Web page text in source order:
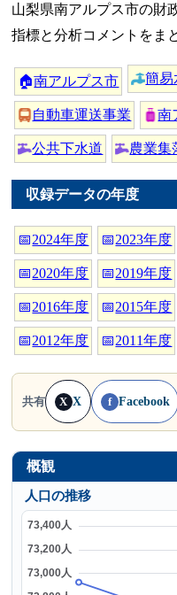
山梨県南アルプス市の財
指標と分析コメントをま
🏠南アルプス市 簡易
自動車運送事業 南
公共下水道 農業集
収録データの年度
📅2024年度 📅2023年度
📅2020年度 📅2019年度
📅2016年度 📅2015年度
📅2012年度 📅2011年度
共有 X X f Facebook
概観
人口の推移